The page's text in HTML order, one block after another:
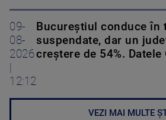
09-
08-
2026
12:12
Bucureștiul conduce
suspendate, dar un
creștere de 54%. Datele
VEZI MAI MULTE